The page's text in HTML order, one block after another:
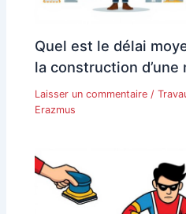
Quel est le délai
la construction d’une
Laisser un commentaire /
Erazmus